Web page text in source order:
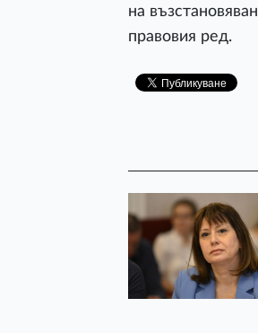
на
правовия ред.